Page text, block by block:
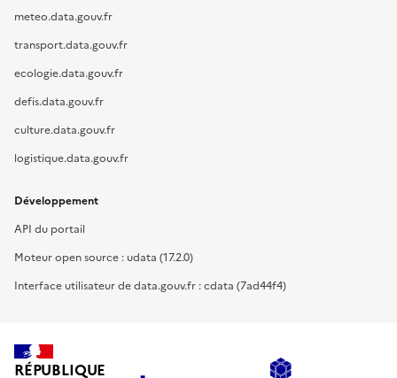
meteo.data.gouv.fr
transport.data.gouv.fr
ecologie.data.gouv.fr
defis.data.gouv.fr
culture.data.gouv.fr
logistique.data.gouv.fr
Développement
API du portail
Moteur open source : udata (17.2.0)
Interface utilisateur de data.gouv.fr : cdata (7ad44f4)
RÉPUBLIQUE